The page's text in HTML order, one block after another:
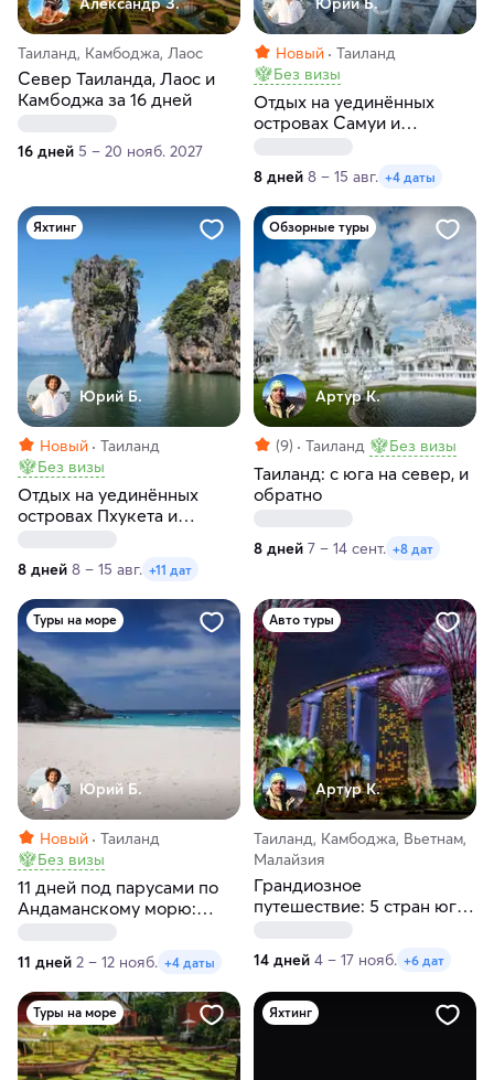
Таиланд, Камбоджа, Лаос
Север Таиланда, Лаос и
Камбоджа за 16 дней
16 дней 5 – 20 нояб. 2027
Новый
Таиланд
Без визы
Отдых на уединённых
островах Самуи и
премиальное путешествие
под парусами
8 дней 8 – 15 авг. +4 даты
Яхтинг
Юрий Б.
Новый
Таиланд
Без визы
Отдых на уединённых
островах Пхукета и
маршрут, доступный
только с моря
8 дней 8 – 15 авг. +11 дат
Обзорные туры
Артур К.
(9) Таиланд Без визы
Таиланд: с юга на север, и
обратно
8 дней 7 – 14 сент. +8 дат
Туры на море
Юрий Б.
Новый
Таиланд
Без визы
11 дней под парусами по
Андаманскому морю:
острова мечты
11 дней 2 – 12 нояб. +4 даты
Авто туры
Артур К.
Таиланд, Камбоджа, Вьетнам,
Малайзия
Грандиозное
путешествие: 5 стран юго-
14 дней 4 – 17 нояб. +6 дат
Туры на море Яхтинг